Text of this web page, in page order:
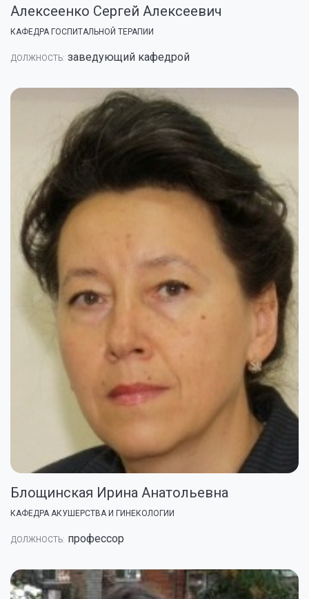
Алексеенко Сергей Алексеевич
КАФЕДРА ГОСПИТАЛЬНОЙ ТЕРАПИИ
ДОЛЖНОСТЬ: заведующий кафедрой
Блощинская Ирина Анатольевна
КАФЕДРА АКУШЕРСТВА И ГИНЕКОЛОГИИ
ДОЛЖНОСТЬ: профессор